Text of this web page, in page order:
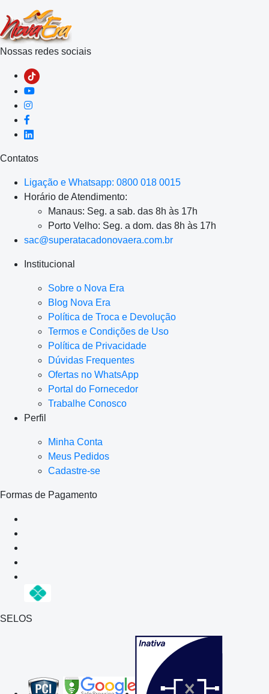
Nossas redes sociais
Contatos
Ligação e Whatsapp: 0800 018 0015
Horário de Atendimento:
Manaus: Seg. a sab. das 8h às 17h
Porto Velho: Seg. a dom. das 8h às 17h
sac@superatacadonovaera.com.br
Institucional
Sobre o Nova Era
Blog Nova Era
Política de Troca e Devolução
Termos e Condições de Uso
Política de Privacidade
Dúvidas Frequentes
Ofertas no WhatsApp
Portal do Fornecedor
Trabalhe Conosco
Perfil
Minha Conta
Meus Pedidos
Cadastre-se
Formas de Pagamento
SELOS